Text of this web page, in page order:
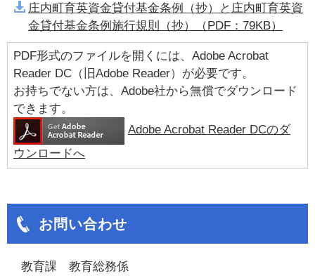
庄内町育英資金貸付基金条例（抄）と庄内町育英資
金貸付基金条例施行規則（抄）（PDF：79KB）
PDF形式のファイルを開くには、Adobe Acrobat
Reader DC（旧Adobe Reader）が必要です。
お持ちでない方は、Adobe社から無償でダウンロード
できます。
Adobe Acrobat Reader DCのダ
ウンロードへ
お問い合わせ
教育課 教育総務係